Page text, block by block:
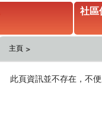
社區
主頁